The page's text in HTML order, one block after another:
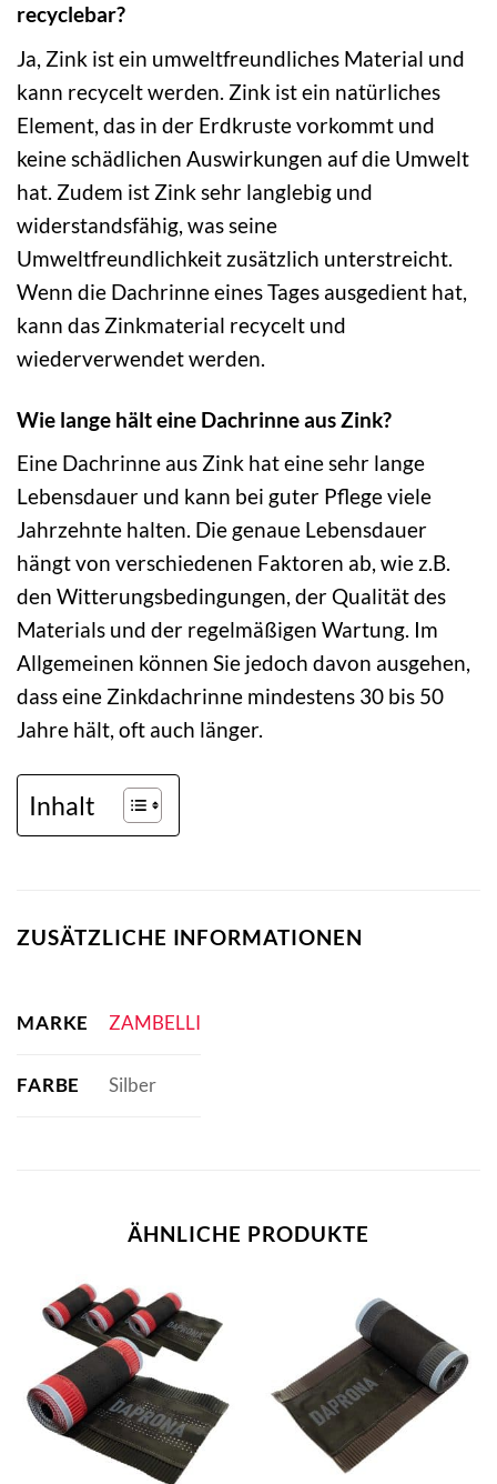
recyclebar?
Ja, Zink ist ein umweltfreundliches Material und
kann recycelt werden. Zink ist ein natürliches
Element, das in der Erdkruste vorkommt und
keine schädlichen Auswirkungen auf die Umwelt
hat. Zudem ist Zink sehr langlebig und
widerstandsfähig, was seine
Umweltfreundlichkeit zusätzlich unterstreicht.
Wenn die Dachrinne eines Tages ausgedient hat,
kann das Zinkmaterial recycelt und
wiederverwendet werden.
Wie lange hält eine Dachrinne aus Zink?
Eine Dachrinne aus Zink hat eine sehr lange
Lebensdauer und kann bei guter Pflege viele
Jahrzehnte halten. Die genaue Lebensdauer
hängt von verschiedenen Faktoren ab, wie z.B.
den Witterungsbedingungen, der Qualität des
Materials und der regelmäßigen Wartung. Im
Allgemeinen können Sie jedoch davon ausgehen,
dass eine Zinkdachrinne mindestens 30 bis 50
Jahre hält, oft auch länger.
Inhalt
ZUSÄTZLICHE INFORMATIONEN
MARKE ZAMBELLI
FARBE Silber
ÄHNLICHE PRODUKTE